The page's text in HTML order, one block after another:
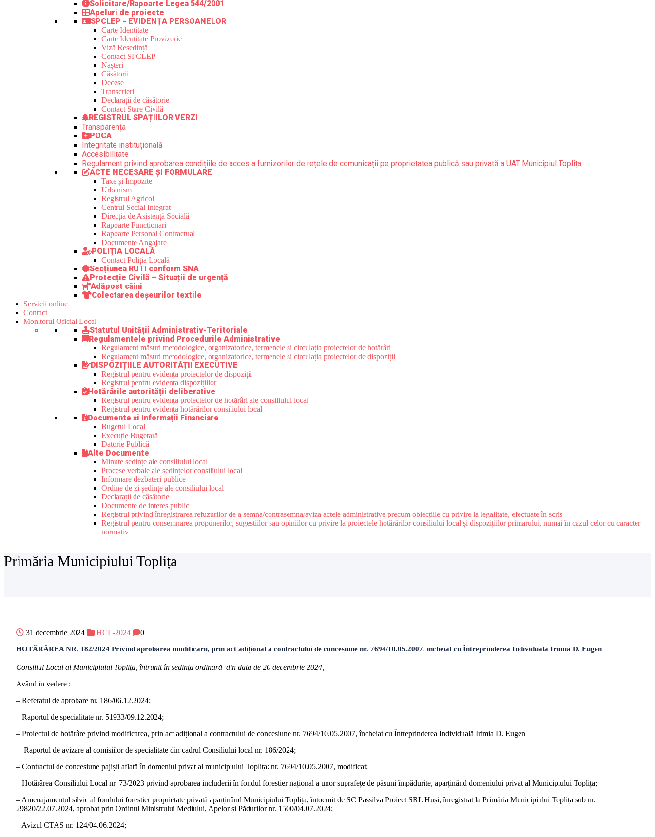
Solicitare/Rapoarte Legea 544/2001
Apeluri de proiecte
SPCLEP - EVIDENȚA PERSOANELOR
Carte Identitate
Carte Identitate Provizorie
Viză Reședință
Contact SPCLEP
Nașteri
Căsătorii
Decese
Transcrieri
Declarații de căsătorie
Contact Stare Civilă
REGISTRUL SPAȚIILOR VERZI
Transparența
POCA
Integritate instituțională
Accesibilitate
Regulament privind aprobarea condițiile de acces a furnizorilor de rețele de comunicații pe proprietatea publică sau privată a UAT Municipiul Toplița
ACTE NECESARE ȘI FORMULARE
Taxe și Impozite
Urbanism
Registrul Agricol
Centrul Social Integrat
Direcția de Asistență Socială
Rapoarte Funcționari
Rapoarte Personal Contractual
Documente Angajare
POLIȚIA LOCALĂ
Contact Poliția Locală
Secțiunea RUTI conform SNA
Protecție Civilă – Situații de urgență
Adăpost câini
Colectarea deșeurilor textile
Servicii online
Contact
Monitorul Oficial Local
Statutul Unității Administrativ-Teritoriale
Regulamentele privind Procedurile Administrative
Regulament măsuri metodologice, organizatorice, termenele și circulația proiectelor de hotărâri
Regulament măsuri metodologice, organizatorice, termenele și circulația proiectelor de dispoziții
DISPOZIȚIILE AUTORITĂȚII EXECUTIVE
Registrul pentru evidența proiectelor de dispoziții
Registrul pentru evidența dispozițiilor
Hotărârile autorității deliberative
Registrul pentru evidența proiectelor de hotărâri ale consiliului local
Registrul pentru evidența hotărârilor consiliului local
Documente și Informații Financiare
Bugetul Local
Execuție Bugetară
Datorie Publică
Alte Documente
Minute ședințe ale consiliului local
Procese verbale ale ședințelor consiliului local
Informare dezbateri publice
Ordine de zi ședințe ale consiliului local
Declarații de căsătorie
Documente de interes public
Registrul privind înregistrarea refuzurilor de a semna/contrasemna/aviza actele administrative precum obiecțiile cu privire la legalitate, efectuate în scris
Registrul pentru consemnarea propunerilor, sugestiilor sau opiniilor cu privire la proiectele hotărârilor consiliului local și dispozițiilor primarului, numai în cazul celor cu caracter
normativ
Primăria Municipiului Toplița
31 decembrie 2024 HCL-2024 0
HOTĂRÂREA NR. 182/2024 Privind aprobarea modificării, prin act adițional a contractului de concesiune nr. 7694/10.05.2007, încheiat cu Întreprinderea Individuală Irimia D. Eugen
Consiliul Local al Municipiului Topliţa, întrunit în şedinţa ordinară din data de 20 decembrie 2024,
Având în vedere :
– Referatul de aprobare nr. 186/06.12.2024;
– Raportul de specialitate nr. 51933/09.12.2024;
– Proiectul de hotărâre privind modificarea, prin act adițional a contractului de concesiune nr. 7694/10.05.2007, încheiat cu Întreprinderea Individuală Irimia D. Eugen
– Raportul de avizare al comisiilor de specialitate din cadrul Consiliului local nr. 186/2024;
– Contractul de concesiune pajiști aflată în domeniul privat al municipiului Toplița: nr. 7694/10.05.2007, modificat;
– Hotărârea Consiliului Local nr. 73/2023 privind aprobarea includerii în fondul forestier național a unor suprafețe de pășuni împădurite, aparținând domeniului privat al Municipiului Toplița;
– Amenajamentul silvic al fondului forestier proprietate privată aparținând Municipiului Toplița, întocmit de SC Passilva Proiect SRL Huși, înregistrat la Primăria Municipiului Toplița sub nr.
29820/22.07.2024, aprobat prin Ordinul Ministrului Mediului, Apelor și Pădurilor nr. 1500/04.07.2024;
– Avizul CTAS nr. 124/04.06.2024;